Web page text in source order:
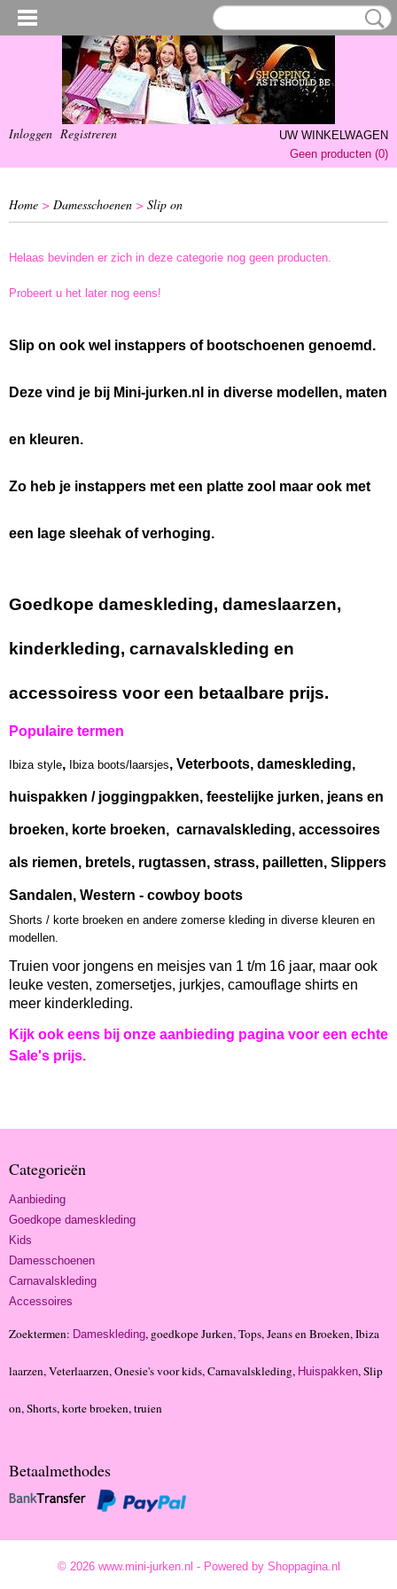
Inloggen Registreren
UW WINKELWAGEN
Geen producten (0)
Home > Damesschoenen > Slip on
Helaas bevinden er zich in deze categorie nog geen producten.
Probeert u het later nog eens!
Slip on ook wel instappers of bootschoenen genoemd.
Deze vind je bij Mini-jurken.nl in diverse modellen, maten
en kleuren.
Zo heb je instappers met een platte zool maar ook met
een lage sleehak of verhoging.
Goedkope dameskleding, dameslaarzen,
kinderkleding, carnavalskleding en
accessoiress voor een betaalbare prijs.
Populaire termen
Ibiza style, Ibiza boots/laarsjes, Veterboots, dameskleding,
huispakken / joggingpakken, feestelijke jurken, jeans en
broeken, korte broeken, carnavalskleding, accessoires
als riemen, bretels, rugtassen, strass, pailletten, Slippers
Sandalen, Western - cowboy boots
Shorts / korte broeken en andere zomerse kleding in diverse kleuren en
modellen.
Truien voor jongens en meisjes van 1 t/m 16 jaar, maar ook
leuke vesten, zomersetjes, jurkjes, camouflage shirts en
meer kinderkleding.
Kijk ook eens bij onze aanbieding pagina voor een echte
Sale's prijs.
Categorieën
Aanbieding
Goedkope dameskleding
Kids
Damesschoenen
Carnavalskleding
Accessoires
Zoektermen: Dameskleding, goedkope Jurken, Tops, Jeans en Broeken, Ibiza
laarzen, Veterlaarzen, Onesie's voor kids, Carnavalskleding, Huispakken, Slip
on, Shorts, korte broeken, truien
Betaalmethodes
© 2026 www.mini-jurken.nl - Powered by Shoppagina.nl